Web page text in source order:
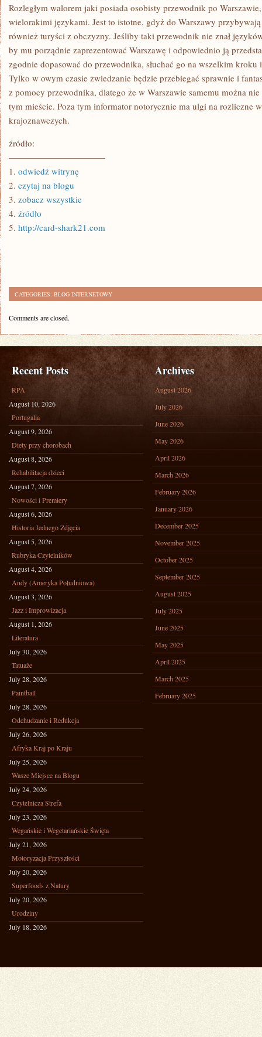
Rozległym walorem jaki posiada osobisty przewodnik po
wielorakimi językami. Jest to istotne, gdyż do Warszawy
również turyści z obczyzny. Jeśliby taki przewodnik nie znał
by mu porządnie zaprezentować Warszawę i odpowiednio ją
zgodnie dopasować do przewodnika, słuchać go na wszelkim kroku
Tylko w owym czasie zwiedzanie będzie przebiegać sprawnie i
z pomocy przewodnika, dlatego że w Warszawie samemu można
tym mieście. Poza tym informator notorycznie ma ulgi na rozliczne
krajoznawczych.
źródło:
———————————
1. odwiedź witrynę
2. czytaj na blogu
3. zobacz wszystkie
4. źródło
5. http://card-shark21.com
CATEGORIES: BLOG INTERNETOWY
Comments are closed.
Recent Posts
RPA
August 10, 2026
Portugalia
August 9, 2026
Diety przy chorobach
August 8, 2026
Rehabilitacja dzieci
August 7, 2026
Nowości i Premiery
August 6, 2026
Historia Jednego Zdjęcia
August 5, 2026
Rubryka Czytelników
August 4, 2026
Andy (Ameryka Południowa)
August 3, 2026
Jazz i Improwizacja
August 1, 2026
Literatura
July 30, 2026
Tatuaże
July 28, 2026
Paintball
July 28, 2026
Odchudzanie i Redukcja
July 26, 2026
Afryka Kraj po Kraju
July 25, 2026
Wasze Miejsce na Blogu
July 24, 2026
Czytelnicza Strefa
July 23, 2026
Wegańskie i Wegetariańskie Święta
July 21, 2026
Motoryzacja Przyszłości
July 20, 2026
Superfoods z Natury
July 20, 2026
Urodziny
July 18, 2026
Archives
August 2026
July 2026
June 2026
May 2026
April 2026
March 2026
February 2026
January 2026
December 2025
November 2025
October 2025
September 2025
August 2025
July 2025
June 2025
May 2025
April 2025
March 2025
February 2025